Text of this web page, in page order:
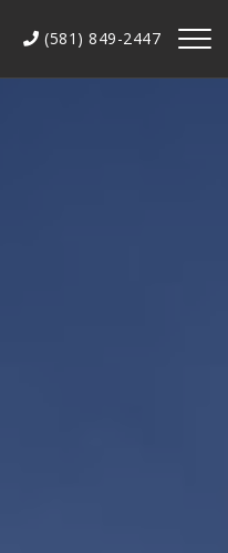
(581) 849-2447